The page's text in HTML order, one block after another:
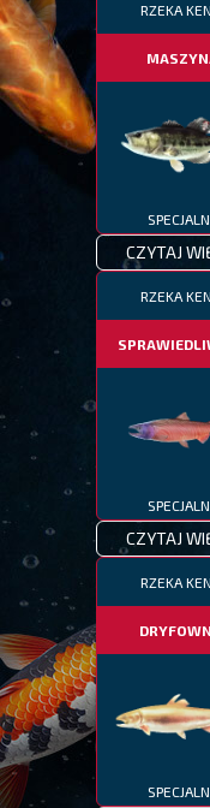
RZEKA
CZYTAJ
RZEKA
CZYTAJ
RZEKA